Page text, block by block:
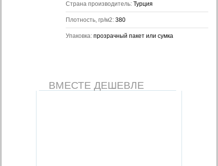
Страна производитель: Турция
Плотность, гр/м2: 380
Упаковка: прозрачный пакет или сумка
ВМЕСТЕ ДЕШЕВЛЕ